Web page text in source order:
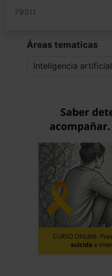
79511
Áreas tematicas